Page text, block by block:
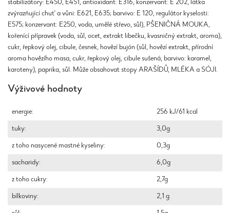
stabilizátory: E450, E451, antioxidant: E316, konzervant: E 202, látka
zvýrazňující chuť a vůni: E621, E635; barvivo: E 120, regulátor kyselosti:
E575; konzervant: E250, voda, umělé střevo, sůl), PŠENIČNÁ MOUKA,
kořenící přípravek (voda, sůl, ocet, extrakt libečku, kvasničný extrakt, aroma),
cukr, řepkový olej, cibule, česnek, hovězí bujón (sůl, hovězí extrakt, přírodní
aroma hovězího masa, cukr, řepkový olej, cibule sušená, barvivo: karamel,
karoteny), paprika, sůl. Může obsahovat stopy ARAŠÍDŮ, MLÉKA a SÓJI.
Výživové hodnoty
energie: 256 kJ/61 kcal
tuky: 3,0g
z toho nasycené mastné kyseliny: 0,3g
sacharidy: 6,0g
z toho cukry: 2,7g
bílkoviny: 2,1 g